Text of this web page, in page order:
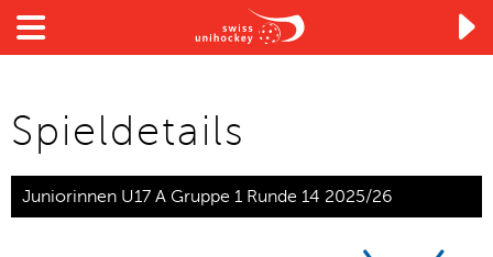

Spieldetails
Juniorinnen U17 A Gruppe 1 Runde 14 2025/26